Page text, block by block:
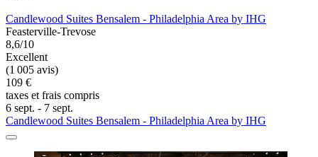
Candlewood Suites Bensalem - Philadelphia Area by IHG
Feasterville-Trevose
8,6/10
Excellent
(1 005 avis)
109 €
taxes et frais compris
6 sept. - 7 sept.
Candlewood Suites Bensalem - Philadelphia Area by IHG